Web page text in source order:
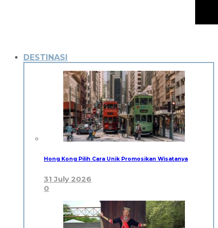
DESTINASI
Hong Kong Pilih Cara Unik Promosikan Wisatanya
31 July 2026
0